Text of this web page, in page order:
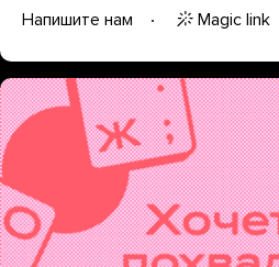
Напишите нам
Magic link